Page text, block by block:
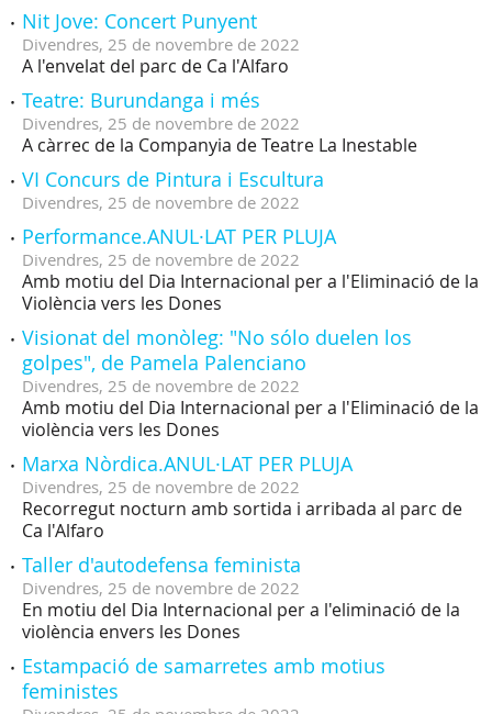
Nit Jove: Concert Punyent
Divendres, 25 de novembre de 2022
A l'envelat del parc de Ca l'Alfaro
Teatre: Burundanga i més
Divendres, 25 de novembre de 2022
A càrrec de la Companyia de Teatre La Inestable
VI Concurs de Pintura i Escultura
Divendres, 25 de novembre de 2022
Performance.ANUL·LAT PER PLUJA
Divendres, 25 de novembre de 2022
Amb motiu del Dia Internacional per a l'Eliminació de la
Violència vers les Dones
Visionat del monòleg: "No sólo duelen los
golpes", de Pamela Palenciano
Divendres, 25 de novembre de 2022
Amb motiu del Dia Internacional per a l'Eliminació de la
violència vers les Dones
Marxa Nòrdica.ANUL·LAT PER PLUJA
Divendres, 25 de novembre de 2022
Recorregut nocturn amb sortida i arribada al parc de
Ca l'Alfaro
Taller d'autodefensa feminista
Divendres, 25 de novembre de 2022
En motiu del Dia Internacional per a l'eliminació de la
violència envers les Dones
Estampació de samarretes amb motius
feministes